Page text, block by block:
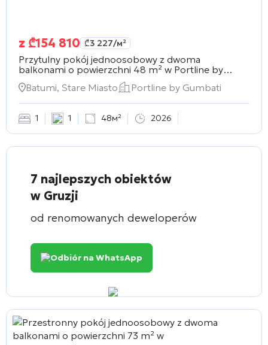
z ₾154 810 ₾3 227/м²
Przytulny pokój jednoosobowy z dwoma
balkonami o powierzchni 48 m² w Portline by
Batumi, Stare Miasto Portline by Gumbati
1 1 48м² 2026
7 najlepszych obiektów
w Gruzji
od renomowanych deweloperów
Odbiór na WhatsApp